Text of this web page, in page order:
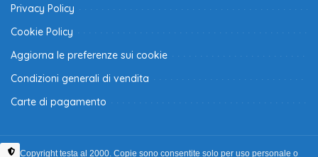
Privacy Policy
Cookie Policy
Aggiorna le preferenze sui cookie
Condizioni generali di vendita
Carte di pagamento
Copyright testa al 2000. Copie sono consentite solo per uso personale o